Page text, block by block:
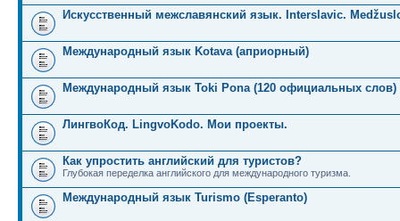
Искусственный межславянский язык. Interslavic.
Международный язык Kotava (априорный)
Международный язык Toki Pona (120 официальных слов)
ЛингвоКод. LingvoKodo. Мои проекты.
Как упростить английский для туристов?
Глубокая переделка английского для международного туризма.
Международный язык Turismo (Esperanto)